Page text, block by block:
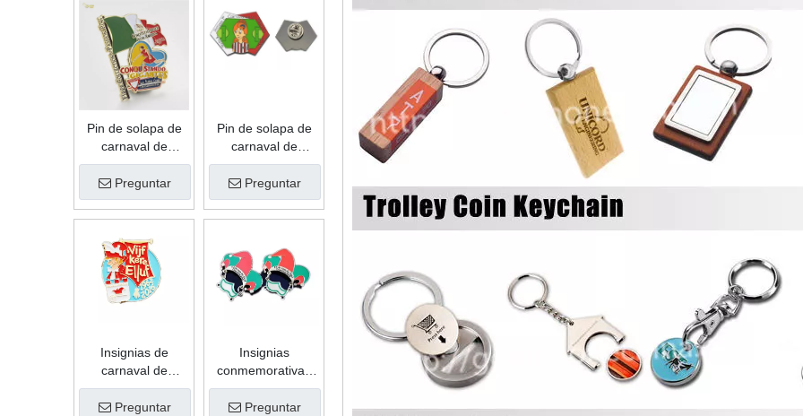
Pin de solapa de
carnaval de
aleación de zinc
con forma de
moda de recuerdo
personalizado de
esmalte suave de
regalo de gran
oferta
Preguntar
Pin de solapa de
carnaval de
aleación de zinc
con forma de
recuerdo
personalizado de
regalo de
promoción de alta
calidad
Preguntar
Insignias de
carnaval de
aleación de zinc
con forma de
Preguntar
Insignias
conmemorativas
del carnaval del
deporte del metal
Preguntar